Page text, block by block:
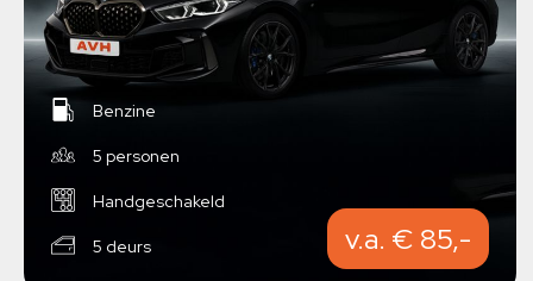
Benzine
5 personen
Handgeschakeld
5 deurs v.a. € 85,-